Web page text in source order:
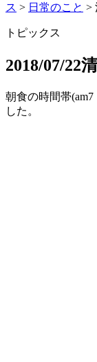
ス > 日常のこと >
トピックス
2018/07/22
朝食の時間帯
した。